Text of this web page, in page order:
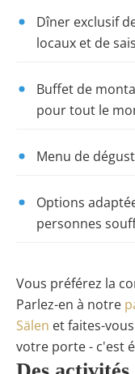
Dîner exclusif
locaux et de
Buffet de
pour tout le
Menu de
Options
personnes
Vous préférez la
Parlez-en à notre
Sälen et faites-
votre porte - c'est